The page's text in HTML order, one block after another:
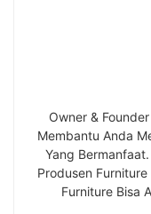
Owner &
Membantu Anda
Yang
Produsen
Furniture Bisa